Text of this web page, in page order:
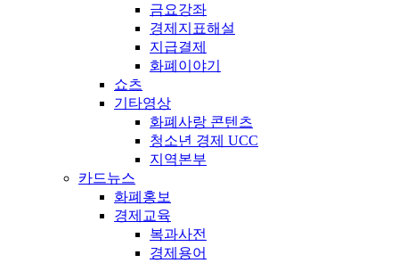
금요강좌
경제지표해설
지급결제
화폐이야기
쇼츠
기타영상
화폐사랑 콘텐츠
청소년 경제 UCC
지역본부
카드뉴스
화폐홍보
경제교육
복과사전
경제용어